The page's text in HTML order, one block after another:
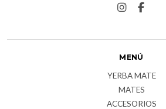
MENÚ
YERBA MATE
MATES
ACCESORIOS